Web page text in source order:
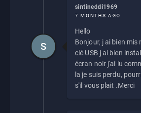
sintineddi1969
7 MONTHS AGO
Hello
Bonjour, j ai bien mis
clé USB j ai bien
écran noir j'ai lu
la je suis perdu,
s'il vous plait .Merci
S